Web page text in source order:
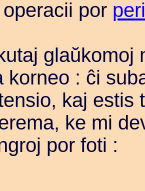
por
glaŭkomoj
korneo : ĉi
kaj estis
ke mi
por foti :